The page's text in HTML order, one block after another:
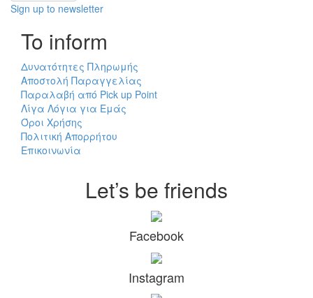
Sign up to newsletter
To inform
Δυνατότητες Πληρωμής
Αποστολή Παραγγελίας
Παραλαβή από Pick up Point
Λίγα Λόγια για Εμάς
Όροι Χρήσης
Πολιτική Απορρήτου
Επικοινωνία
Let’s be friends
Facebook
Instagram